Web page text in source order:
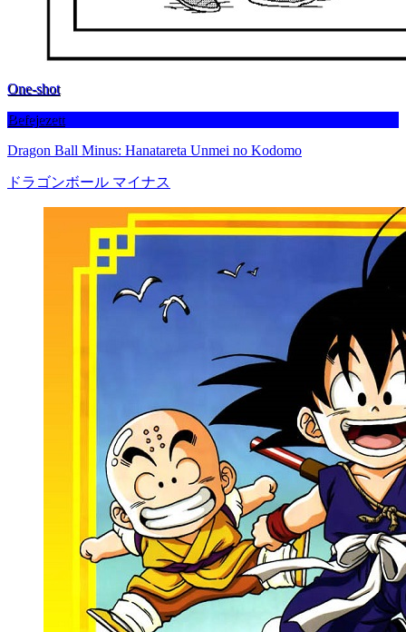
One-shot
Befejezett
Dragon Ball Minus: Hanatareta Unmei no Kodomo
ドラゴンボール マイナス